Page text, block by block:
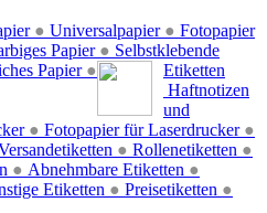
● Universalpapier ●
Papier ●
Papier ●
Fotopapier
● Fotopapier für Laserdrucker ●
Selbstklebende
Etiketten
● Rollenetiketten ●
● Abnehmbare Etiketten ●
Etiketten ● Preisetiketten ●
Haftnotizen
und